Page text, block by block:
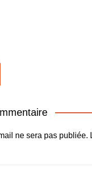
ne sera pas publiée.